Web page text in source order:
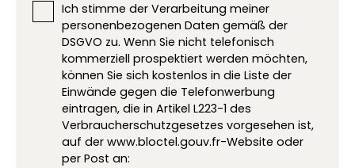
Ich stimme der Verarbeitung meiner
personenbezogenen Daten gemäß der
DSGVO zu. Wenn Sie nicht telefonisch
kommerziell prospektiert werden möchten,
können Sie sich kostenlos in die Liste der
Einwände gegen die Telefonwerbung
eintragen, die in Artikel L223-1 des
Verbraucherschutzgesetzes vorgesehen ist,
auf der www.bloctel.gouv.fr-Website oder
per Post an: